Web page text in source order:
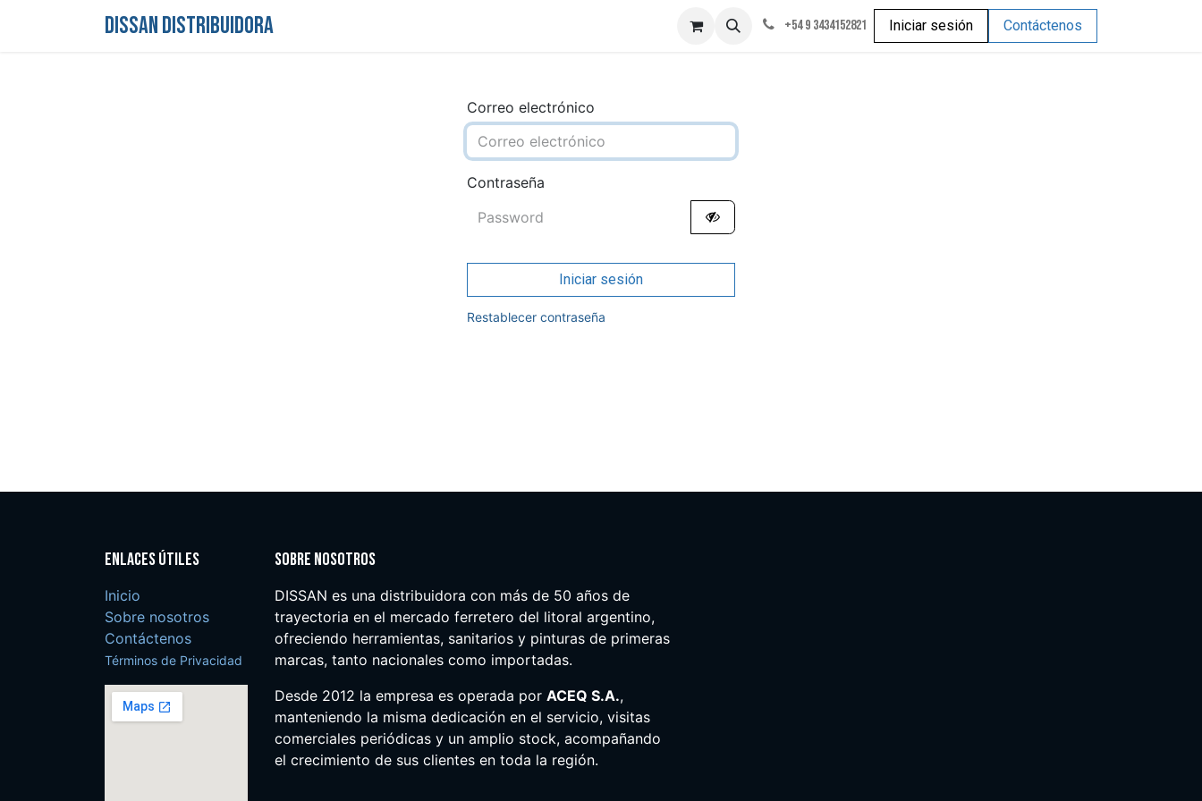
DISSAN DISTRIBUIDORA +54 9 3434152821 Iniciar sesión Contáctenos
Correo electrónico
Contraseña
Iniciar sesión
Restablecer contraseña
Enlaces útiles
Inicio
Sobre nosotros
Contáctenos
Términos de Privacidad
Sobre nosotros
DISSAN es una distribuidora con más de 50 años de
trayectoria en el mercado ferretero del litoral argentino,
ofreciendo herramientas, sanitarios y pinturas de primeras
marcas, tanto nacionales como importadas.
Desde 2012 la empresa es operada por ACEQ S.A.,
manteniendo la misma dedicación en el servicio, visitas
comerciales periódicas y un amplio stock, acompañando
el crecimiento de sus clientes en toda la región.